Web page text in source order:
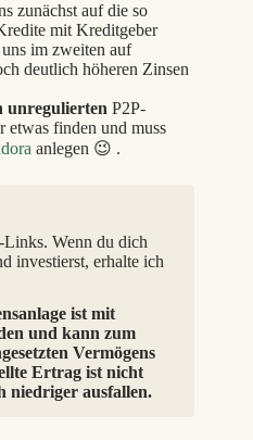
zunächst auf die so
mit Kreditgeber
im zweiten auf
deutlich höheren Zinsen
unregulierten P2P-
etwas finden und muss
anlegen 😉 .
Wenn du dich
investierst, erhalte ich
ist mit
und kann zum
Vermögens
Ertrag ist nicht
niedriger ausfallen.